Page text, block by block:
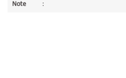
Note :